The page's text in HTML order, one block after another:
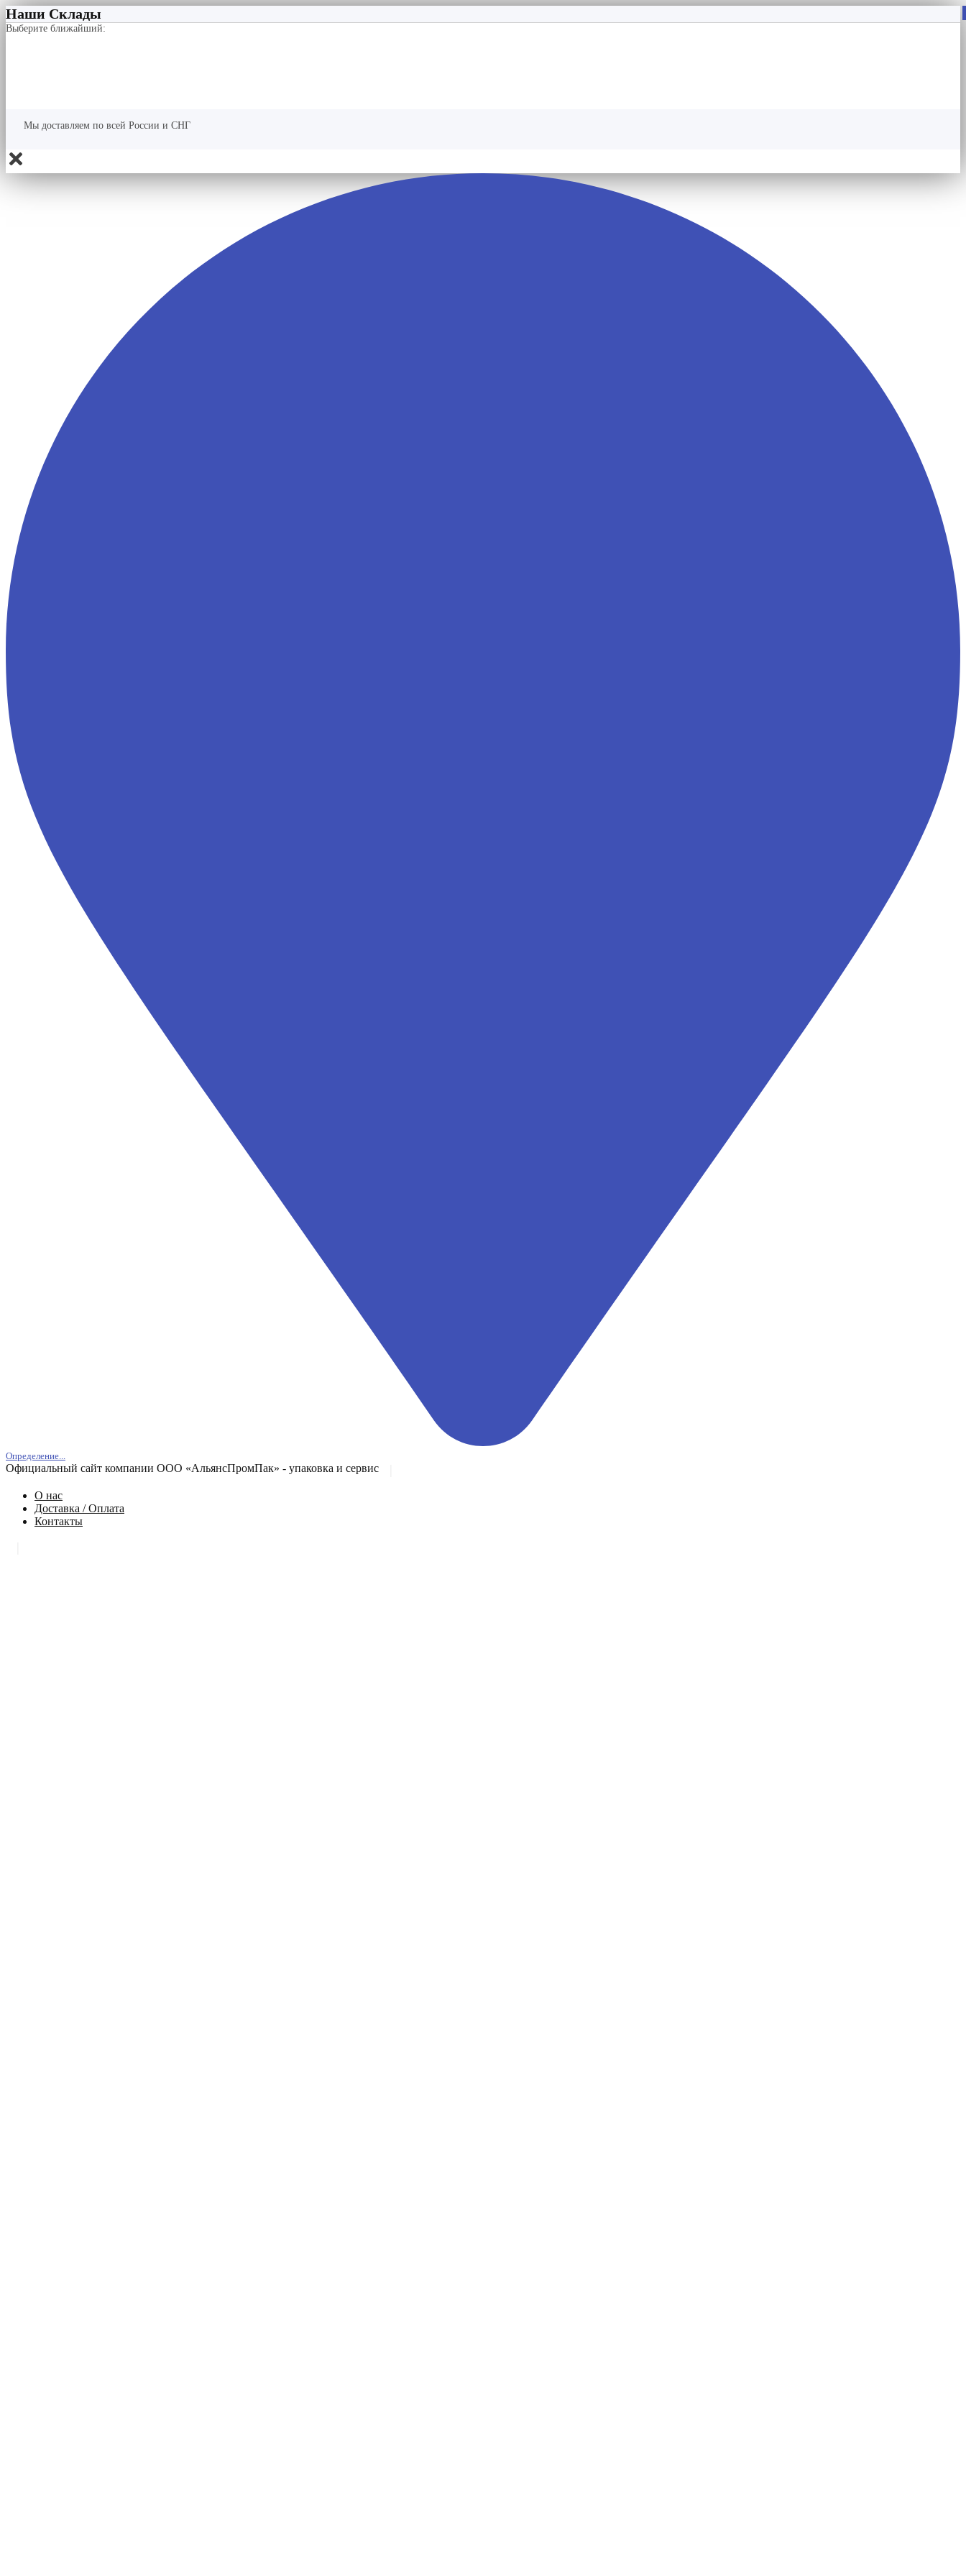
Наши Склады
Выберите ближайший:
Мы доставляем по всей России и СНГ
Определение...
Официальный сайт компании ООО «АльянсПромПак» - упаковка и сервис
О нас
Доставка / Оплата
Контакты